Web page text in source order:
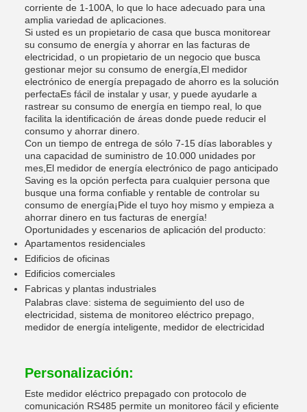
corriente de 1-100A, lo que lo hace adecuado para una
amplia variedad de aplicaciones.
Si usted es un propietario de casa que busca monitorear
su consumo de energía y ahorrar en las facturas de
electricidad, o un propietario de un negocio que busca
gestionar mejor su consumo de energía,El medidor
electrónico de energía prepagado de ahorro es la solución
perfectaEs fácil de instalar y usar, y puede ayudarle a
rastrear su consumo de energía en tiempo real, lo que
facilita la identificación de áreas donde puede reducir el
consumo y ahorrar dinero.
Con un tiempo de entrega de sólo 7-15 días laborables y
una capacidad de suministro de 10.000 unidades por
mes,El medidor de energía electrónico de pago anticipado
Saving es la opción perfecta para cualquier persona que
busque una forma confiable y rentable de controlar su
consumo de energía¡Pide el tuyo hoy mismo y empieza a
ahorrar dinero en tus facturas de energía!
Oportunidades y escenarios de aplicación del producto:
Apartamentos residenciales
Edificios de oficinas
Edificios comerciales
Fabricas y plantas industriales
Palabras clave: sistema de seguimiento del uso de
electricidad, sistema de monitoreo eléctrico prepago,
medidor de energía inteligente, medidor de electricidad
Personalización:
Este medidor eléctrico prepagado con protocolo de
comunicación RS485 permite un monitoreo fácil y eficiente